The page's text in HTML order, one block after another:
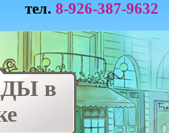
тел. 8-926-387-9632
в